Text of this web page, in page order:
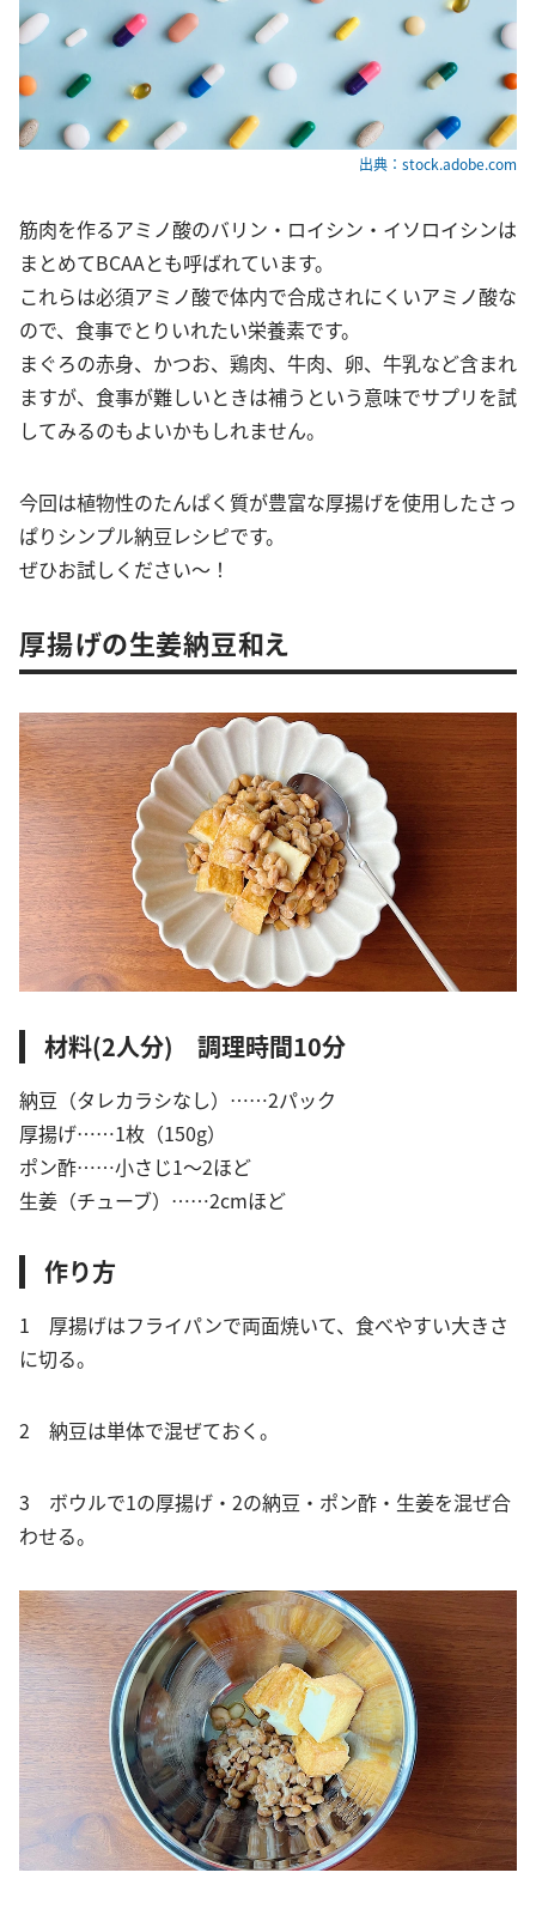
出典：stock.adobe.com
筋肉を作るアミノ酸のバリン・ロイシン・イソロイシンは
まとめてBCAAとも呼ばれています。
これらは必須アミノ酸で体内で合成されにくいアミノ酸な
ので、食事でとりいれたい栄養素です。
まぐろの赤身、かつお、鶏肉、牛肉、卵、牛乳など含まれ
ますが、食事が難しいときは補うという意味でサプリを試
してみるのもよいかもしれません。
今回は植物性のたんぱく質が豊富な厚揚げを使用したさっ
ぱりシンプル納豆レシピです。
ぜひお試しください〜！
厚揚げの生姜納豆和え
材料(2人分) 調理時間10分
納豆（タレカラシなし）……2パック
厚揚げ……1枚（150g）
ポン酢……小さじ1〜2ほど
生姜（チューブ）……2cmほど
作り方
1 厚揚げはフライパンで両面焼いて、食べやすい大きさ
に切る。
2 納豆は単体で混ぜておく。
3 ボウルで1の厚揚げ・2の納豆・ポン酢・生姜を混ぜ合
わせる。